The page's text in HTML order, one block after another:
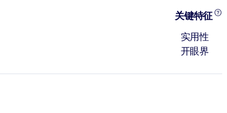
关键特征
实用性
开眼界